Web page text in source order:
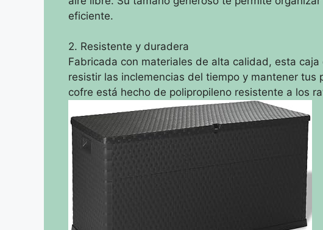
eficiente.
2. Resistente y duradera
Fabricada con materiales de alta calidad, esta
resistir las inclemencias del tiempo y mantener tus
cofre está hecho de polipropileno resistente a los